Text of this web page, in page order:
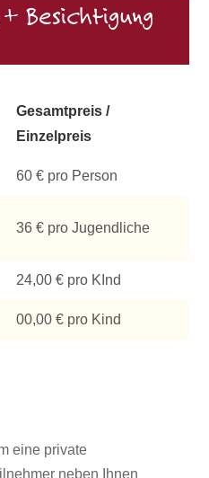
+ Besichtigung
Gesamtpreis /
Einzelpreis
60 € pro Person
36 € pro Jugendliche
24,00 € pro KInd
00,00 € pro Kind
eine private
neben Ihnen